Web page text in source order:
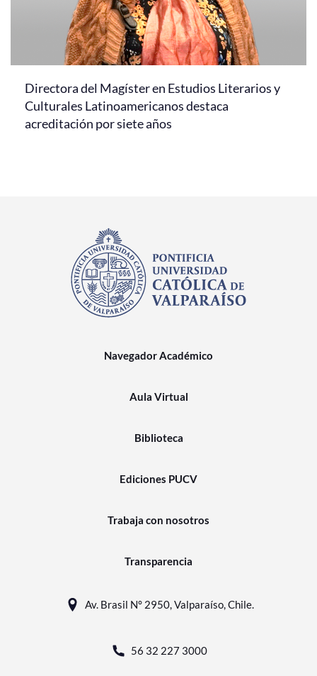
Directora del Magíster en Estudios Literarios y
Culturales Latinoamericanos destaca
acreditación por siete años
Navegador Académico
Aula Virtual
Biblioteca
Ediciones PUCV
Trabaja con nosotros
Transparencia
Av. Brasil N° 2950, Valparaíso, Chile.
56 32 227 3000